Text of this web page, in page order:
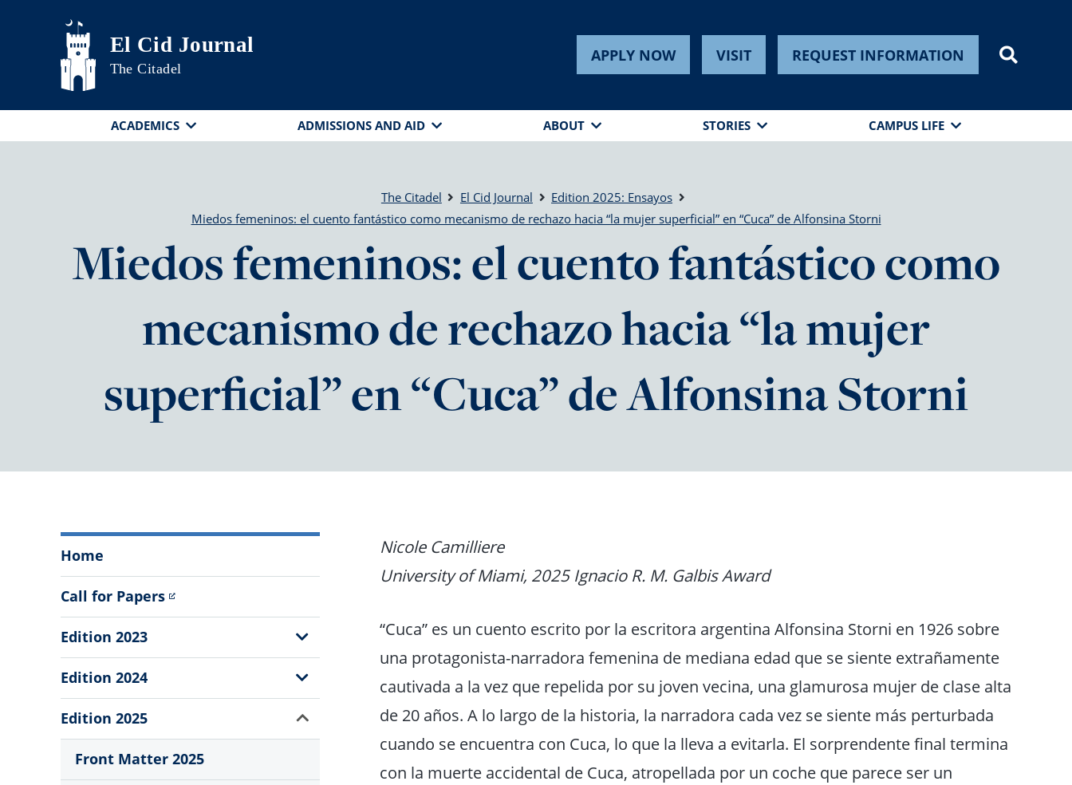
Skip to main content
El Cid Journal
The Citadel
APPLY NOW VISIT REQUEST INFORMATION
ACADEMICS ADMISSIONS AND AID ABOUT STORIES CAMPUS LIFE
The Citadel El Cid Journal
Edition 2025: Ensayos
Miedos femeninos: el cuento fantástico como mecanismo de rechazo hacia “la mujer superficial” en “Cuca” de Alfonsina Storni
Miedos femeninos: el cuento fantástico como
mecanismo de rechazo hacia “la mujer
superficial” en “Cuca” de Alfonsina Storni
Cid
Journal
Menu
Home
Call for Papers
Edition 2023
Show
Sub
Menu
Edition 2024
Show
Sub
Menu
Edition 2025
Front Matter 2025
Show
Sub
Nicole Camilliere
University of Miami, 2025 Ignacio R. M. Galbis Award
“Cuca” es un cuento escrito por la escritora argentina Alfonsina Storni en 1926 sobre
una protagonista-narradora femenina de mediana edad que se siente extrañamente
cautivada a la vez que repelida por su joven vecina, una glamurosa mujer de clase alta
de 20 años. A lo largo de la historia, la narradora cada vez se siente más perturbada
cuando se encuentra con Cuca, lo que la lleva a evitarla. El sorprendente final termina
con la muerte accidental de Cuca, atropellada por un coche que parece ser un